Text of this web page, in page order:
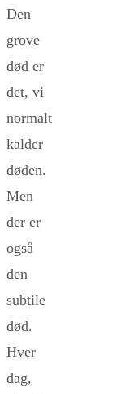
Den
grove
død er
det, vi
normalt
kalder
døden.
Men
der er
også
den
subtile
død.
Hver
dag,